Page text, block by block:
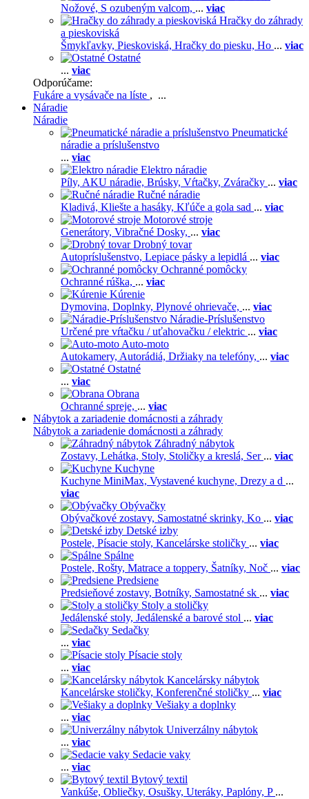
Nožové, S ozubeným valcom, ... viac
Hračky do záhrady
a pieskoviská
Šmykľavky, Pieskoviská, Hračky do piesku, Ho ... viac
Ostatné
... viac
Odporúčame:
Fukáre a vysávače na líste , ...
Náradie
Náradie
Pneumatické
náradie a príslušenstvo
... viac
Elektro náradie
Píly, AKU náradie, Brúsky, Vŕtačky, Zváračky ... viac
Ručné náradie
Kladivá, Kliešte a hasáky, Kľúče a gola sad ... viac
Motorové stroje
Generátory, Vibračné Dosky, ... viac
Drobný tovar
Autopríslušenstvo, Lepiace pásky a lepidlá ... viac
Ochranné pomôcky
Ochranné rúška, ... viac
Kúrenie
Dymovina, Doplnky, Plynové ohrievače, ... viac
Náradie-Príslušenstvo
Určené pre vŕtačku / uťahovačku / elektric ... viac
Auto-moto
Autokamery, Autorádiá, Držiaky na telefóny, ... viac
Ostatné
... viac
Obrana
Ochranné spreje, ... viac
Nábytok a zariadenie domácnosti a záhrady
Nábytok a zariadenie domácnosti a záhrady
Záhradný nábytok
Zostavy, Lehátka, Stoly, Stoličky a kreslá, Ser ... viac
Kuchyne
Kuchyne MiniMax, Vystavené kuchyne, Drezy a d ...
viac
Obývačky
Obývačkové zostavy, Samostatné skrinky, Ko ... viac
Detské izby
Postele, Písacie stoly, Kancelárske stoličky ... viac
Spálne
Postele, Rošty, Matrace a toppery, Šatníky, Noč ... viac
Predsiene
Predsieňové zostavy, Botníky, Samostatné sk ... viac
Stoly a stoličky
Jedálenské stoly, Jedálenské a barové stol ... viac
Sedačky
... viac
Písacie stoly
... viac
Kancelársky nábytok
Kancelárske stoličky, Konferenčné stoličky ... viac
Vešiaky a doplnky
... viac
Univerzálny nábytok
... viac
Sedacie vaky
... viac
Bytový textil
Vankúše, Obliečky, Osušky, Uteráky, Paplóny, P ...